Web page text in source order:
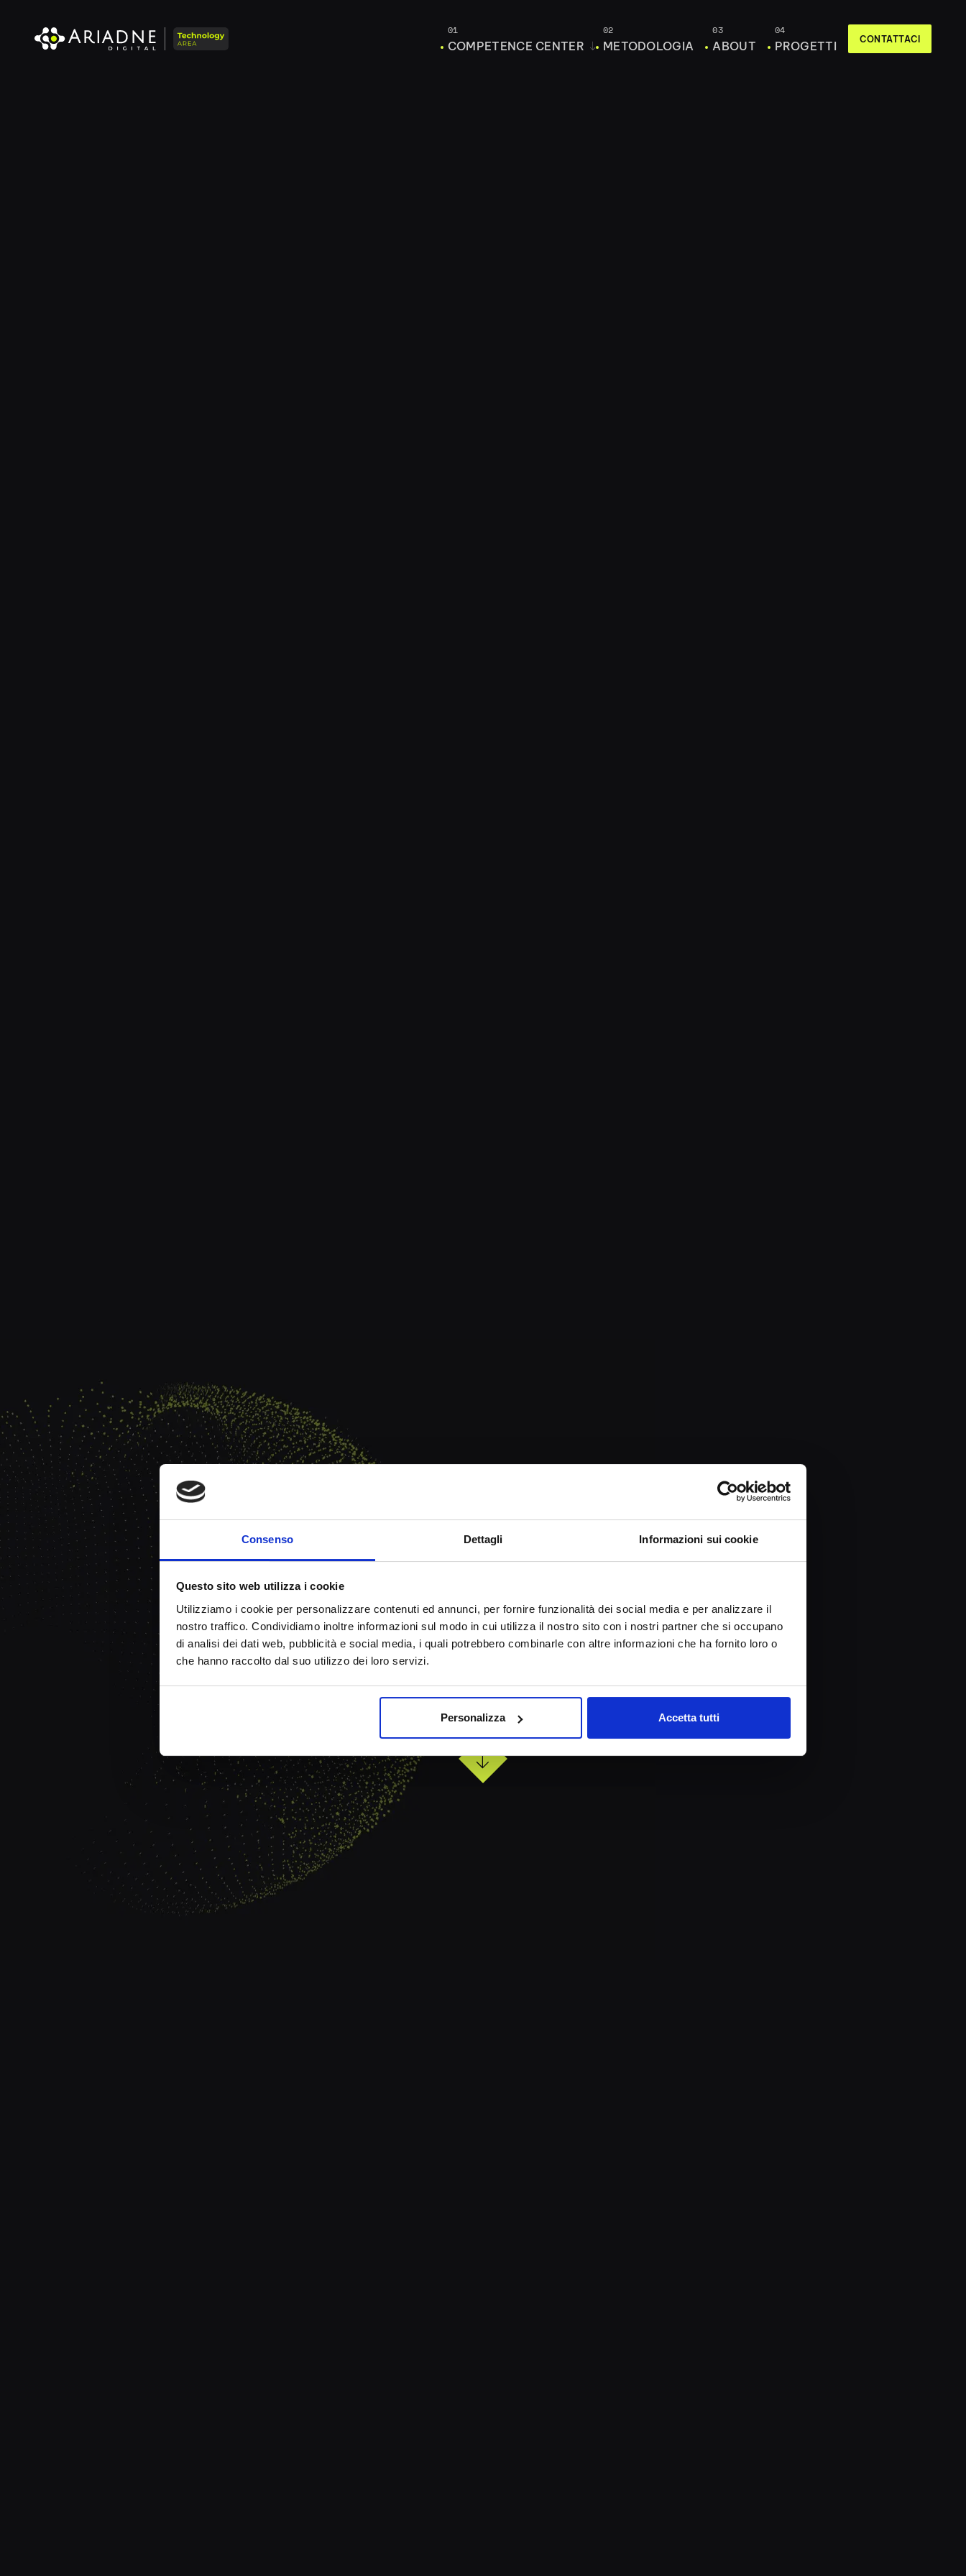
Consenso Dettagli Informazioni sui cookie
Questo sito web utilizza i cookie
Utilizziamo i cookie per personalizzare contenuti ed annunci, per fornire funzionalità dei social media e per analizzare il
nostro traffico. Condividiamo inoltre informazioni sul modo in cui utilizza il nostro sito con i nostri partner che si occupano
di analisi dei dati web, pubblicità e social media, i quali potrebbero combinarle con altre informazioni che ha fornito loro o
che hanno raccolto dal suo utilizzo dei loro servizi.
Personalizza Accetta tutti
01
COMPETENCE CENTER
02
METODOLOGIA
03
ABOUT
04
PROGETTI CONTATTACI
HUMANDRIVEN
TECHNOLOGY
Specializzati nello sviluppo di
piattaforme digitali evolute.